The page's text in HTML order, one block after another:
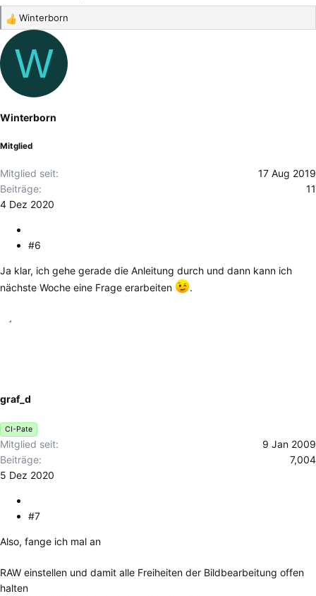
R
e
t
n
n
Winterborn
W
Winterborn
Mitglied
Mitglied seit
17 Aug 2019
Beiträge
11
4 Dez 2020
#6
Ja klar, ich gehe gerade die Anleitung durch und dann kann ich
nächste Woche eine Frage erarbeiten
.
graf_d
CI-Pate
Mitglied seit
9 Jan 2009
Beiträge
7,004
5 Dez 2020
#7
Also, fange ich mal an
RAW einstellen und damit alle Freiheiten der Bildbearbeitung offen
halten